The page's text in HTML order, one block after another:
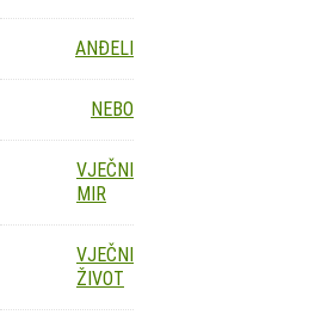
ANĐELI
NEBO
VJEČNI
MIR
VJEČNI
ŽIVOT